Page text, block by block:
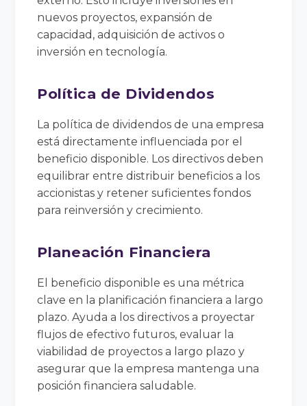
nuevos proyectos, expansión de
capacidad, adquisición de activos o
inversión en tecnología.
Política de Dividendos
La política de dividendos de una empresa
está directamente influenciada por el
beneficio disponible. Los directivos deben
equilibrar entre distribuir beneficios a los
accionistas y retener suficientes fondos
para reinversión y crecimiento.
Planeación Financiera
El beneficio disponible es una métrica
clave en la planificación financiera a largo
plazo. Ayuda a los directivos a proyectar
flujos de efectivo futuros, evaluar la
viabilidad de proyectos a largo plazo y
asegurar que la empresa mantenga una
posición financiera saludable.